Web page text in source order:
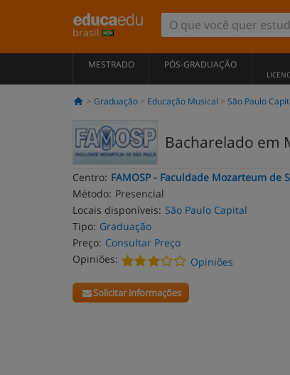
brasil
MESTRADO PÓS-GRADUAÇÃO
Graduação Educação Musical São Paulo
Bacharelado em
Centro: FAMOSP - Faculdade Mozarteum de
Método: Presencial
Locais disponíveis: São Paulo Capital
Tipo: Graduação
Preço: Consultar Preço
Opiniões:
Opiniões
Solicitar informações